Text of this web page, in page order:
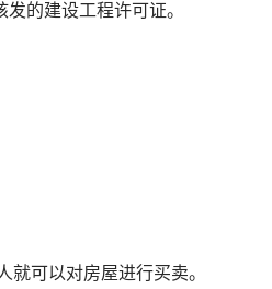
的建设工程许可证。
可以对房屋进行买卖。